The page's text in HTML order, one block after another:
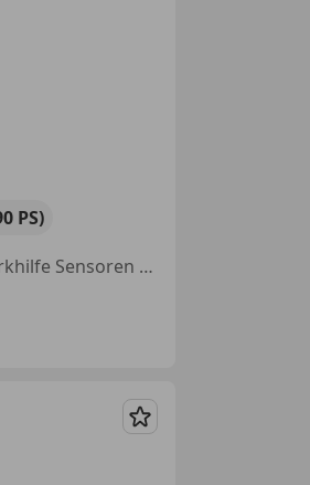
PS)
Freisprecheinrichtung, Multifunktionslenkrad, LED-Scheinwerfer, Spurhalteassistent, Einparkhilfe Sensoren hinten, Kopfairbag
Merken